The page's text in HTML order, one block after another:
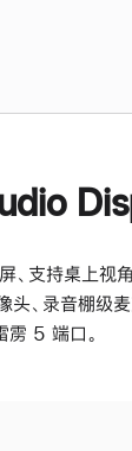
、支持桌上视
、录音棚级麦
雳 5 端口。